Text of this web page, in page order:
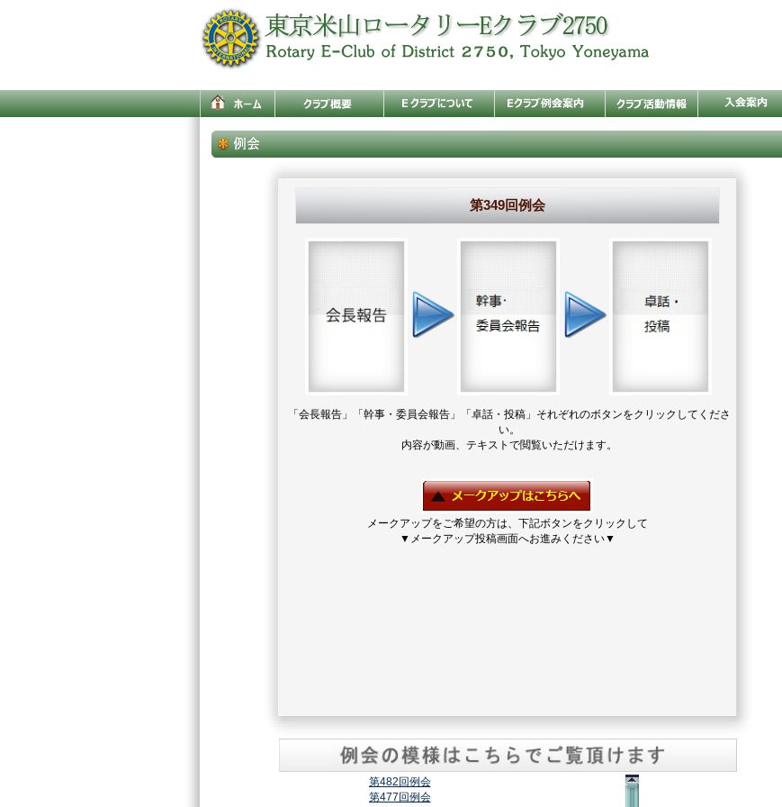
第349回例会
「会長報告」「幹事・委員会報告」「卓話・投稿」それぞれのボタンをクリックしてくださ
い。
内容が動画、テキストで閲覧いただけます。
メークアップをご希望の方は、下記ボタンをクリックして
▼メークアップ投稿画面へお進みください▼
第482回例会
第477回例会